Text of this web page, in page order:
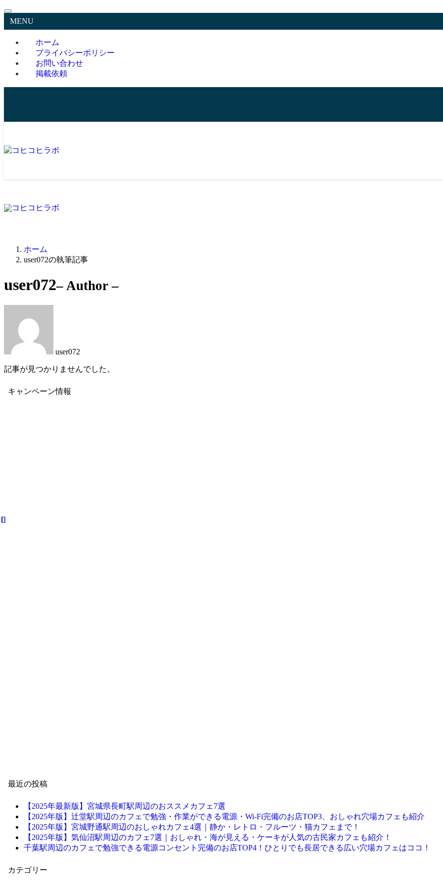
MENU
ホーム
プライバシーポリシー
お問い合わせ
掲載依頼
ホーム
user072の執筆記事
user072– Author –
user072
記事が見つかりませんでした。
キャンペーン情報
最近の投稿
【2025年最新版】宮城県長町駅周辺のおススメカフェ7選
【2025年版】辻堂駅周辺のカフェで勉強・作業ができる電源・Wi-Fi完備のお店TOP3、おしゃれ穴場カフェも紹介
【2025年版】宮城野通駅周辺のおしゃれカフェ4選｜静か・レトロ・フルーツ・猫カフェまで！
【2025年版】気仙沼駅周辺のカフェ7選｜おしゃれ・海が見える・ケーキが人気の古民家カフェも紹介！
千葉駅周辺のカフェで勉強できる電源コンセント完備のお店TOP4！ひとりでも長居できる広い穴場カフェはココ！
カテゴリー